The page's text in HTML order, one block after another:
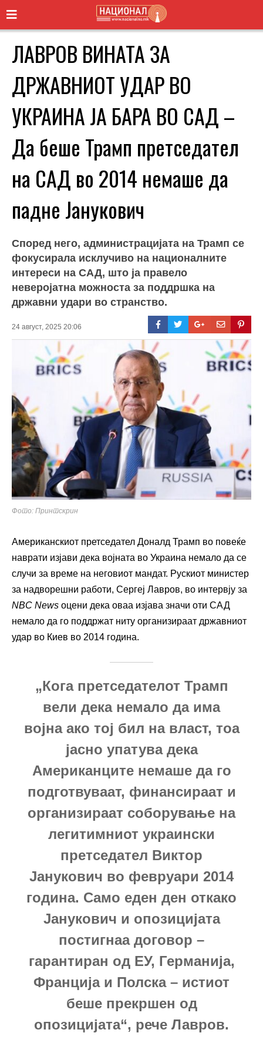
ЛАВРОВ ВИНАТА ЗА
ДРЖАВНИОТ УДАР ВО
УКРАИНА ЈА БАРА ВО САД –
Да беше Трамп претседател
на САД во 2014 немаше да
падне Јанукович
Според него, администрацијата на Трамп се
фокусирала исклучиво на националните
интереси на САД, што ја правело
неверојатна можноста за поддршка на
државни удари во странство.
24 август, 2025 20:06
Фото: Принтскрин
Американскиот претседател Доналд Трамп во повеќе
наврати изјави дека војната во Украина немало да се
случи за време на неговиот мандат. Рускиот министер
за надворешни работи, Сергеј Лавров, во интервју за
NBC News оцени дека оваа изјава значи оти САД
немало да го поддржат ниту организираат државниот
удар во Киев во 2014 година.
„Кога претседателот Трамп
вели дека немало да има
војна ако тој бил на власт, тоа
јасно упатува дека
Американците немаше да го
подготвуваат, финансираат и
организираат соборување на
легитимниот украински
претседател Виктор
Јанукович во февруари 2014
година. Само еден ден откако
Јанукович и опозицијата
постигнаа договор –
гарантиран од ЕУ, Германија,
Франција и Полска – истиот
беше прекршен од
опозицијата“, рече Лавров.